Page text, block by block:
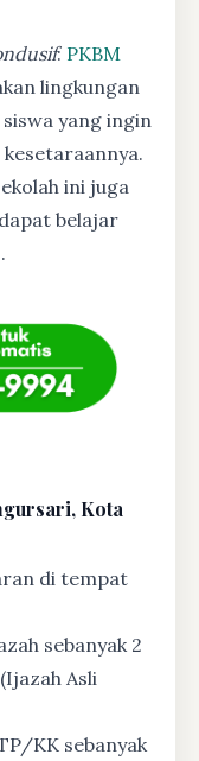
: PKBM
lingkungan
yang ingin
ini juga
belajar
Kota
di tempat
sebanyak 2
Asli
KK sebanyak